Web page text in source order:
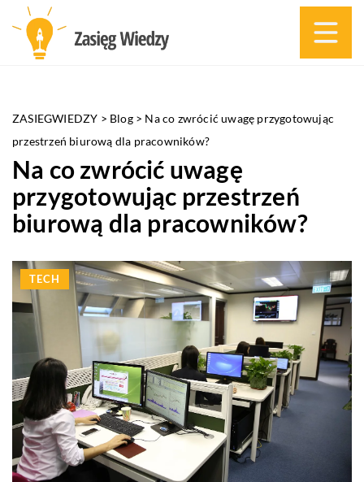
ZASIEGWIEDZY > Blog> Na co zwrócić uwagę przygotowując
przestrzeń biurową dla pracowników?
Na co zwrócić uwagę
przygotowując przestrzeń
biurową dla pracowników?
TECH